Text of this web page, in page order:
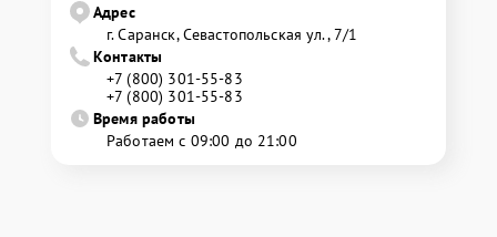
Адрес
г. Саранск, Севастопольская ул., 7/1
Контакты
+7 (800) 301-55-83
+7 (800) 301-55-83
Время работы
Работаем с 09:00 до 21:00